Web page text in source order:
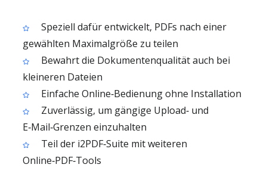
Speziell dafür entwickelt, PDFs nach einer
gewählten Maximalgröße zu teilen
Bewahrt die Dokumentenqualität auch bei
kleineren Dateien
Einfache Online‑Bedienung ohne Installation
Zuverlässig, um gängige Upload‑ und
E‑Mail‑Grenzen einzuhalten
Teil der i2PDF‑Suite mit weiteren
Online‑PDF‑Tools